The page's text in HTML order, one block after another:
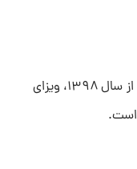
بر اساس توافقات دوجانبه ایران و عراق از سال ۱۳۹۸، ویزای
است.